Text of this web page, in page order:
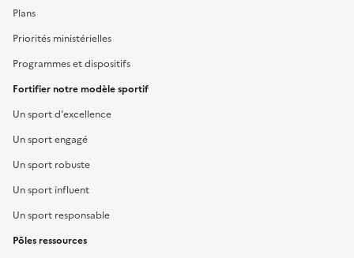
Plans
Priorités ministérielles
Programmes et dispositifs
Fortifier notre modèle sportif
Un sport d'excellence
Un sport engagé
Un sport robuste
Un sport influent
Un sport responsable
Pôles ressources